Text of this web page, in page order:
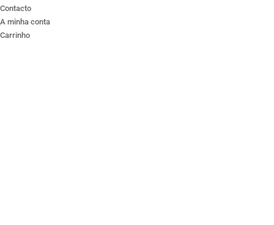
Contacto
A minha conta
Carrinho